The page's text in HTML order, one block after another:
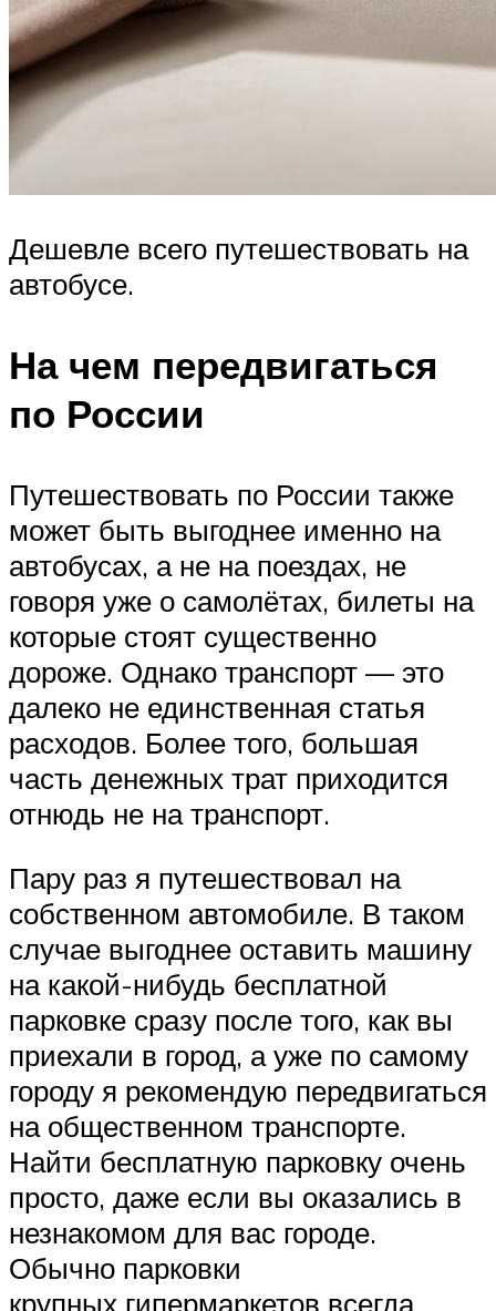
Дешевле всего путешествовать на
автобусе.
На чем передвигаться
по России
Путешествовать по России также
может быть выгоднее именно на
автобусах, а не на поездах, не
говоря уже о самолётах, билеты на
которые стоят существенно
дороже. Однако транспорт — это
далеко не единственная статья
расходов. Более того, большая
часть денежных трат приходится
отнюдь не на транспорт.
Пару раз я путешествовал на
собственном автомобиле. В таком
случае выгоднее оставить машину
на какой-нибудь бесплатной
парковке сразу после того, как вы
приехали в город, а уже по самому
городу я рекомендую передвигаться
на общественном транспорте.
Найти бесплатную парковку очень
просто, даже если вы оказались в
незнакомом для вас городе.
Обычно парковки
крупных гипермаркетов всегда